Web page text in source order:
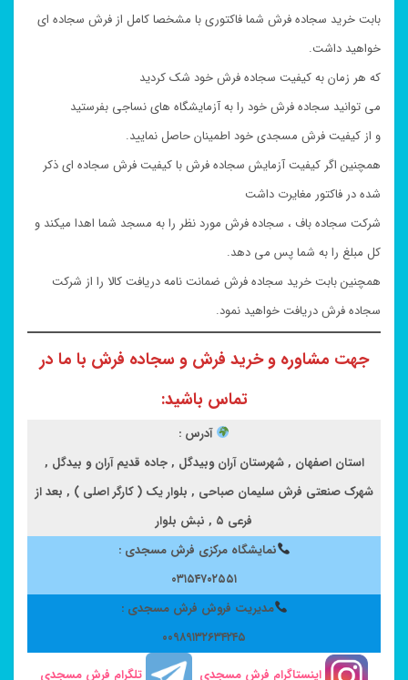
بابت خرید سجاده فرش شما فاکتوری با مشخصا کامل از فرش سجاده ای
خواهید داشت.
که هر زمان به کیفیت سجاده فرش خود شک کردید
می توانید سجاده فرش خود را به آزمایشگاه های نساجی بفرستید
و از کیفیت فرش مسجدی خود اطمینان حاصل نمایید.
همچنین اگر کیفیت آزمایش سجاده فرش با کیفیت فرش سجاده ای ذکر
شده در فاکتور مغایرت داشت
شرکت سجاده باف ، سجاده فرش مورد نظر را به مسجد شما اهدا میکند و
کل مبلغ را به شما پس می دهد.
همچنین بابت خرید سجاده فرش ضمانت نامه دریافت کالا را از شرکت
سجاده فرش دریافت خواهید نمود.
جهت مشاوره و خرید فرش و سجاده فرش با ما در
تماس باشید:
آدرس :
استان اصفهان , شهرستان آران وبیدگل , جاده قدیم آران و بیدگل ,
شهرک صنعتی فرش سلیمان صباحی , بلوار یک ( کارگر اصلی ) , بعد از
فرعی ۵ , نبش بلوار
نمایشگاه مرکزی فرش مسجدی :
۰۳۱۵۴۷۰۲۵۵۱
مدیریت فروش فرش مسجدی :
۰۰۹۸۹۱۳۲۶۳۴۲۴۵
اینستاگرام فرش مسجدی
تلگرام فرش مسجدی